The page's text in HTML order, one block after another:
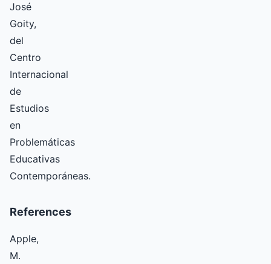
José
Goity,
del
Centro
Internacional
de
Estudios
en
Problemáticas
Educativas
Contemporáneas.
References
Apple,
M.